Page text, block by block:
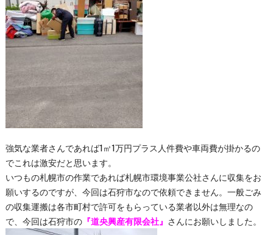
強気な業者さんであれば1㎥1万円プラス人件費や車両費が掛かるの
でこれは激安だと思います。
いつもの札幌市の作業であれば札幌市環境事業公社さんに収集をお
願いするのですが、今回は石狩市なので依頼できません。一般ごみ
の収集運搬は各市町村で許可をもらっている業者以外は無理なの
で、今回は石狩市の『道央興産有限会社』 さんにお願いしました。